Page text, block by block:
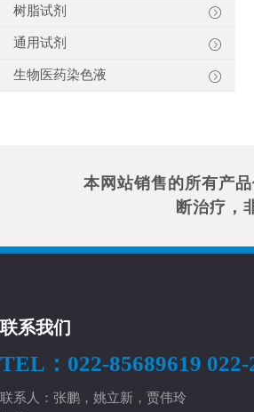
树脂试剂
通用试剂
生物医药染色液
本网站销售的所有产
断治疗，
联系我们
TEL：022-85689619 022-
联系人：张鹏，姚立新，贾伟玲